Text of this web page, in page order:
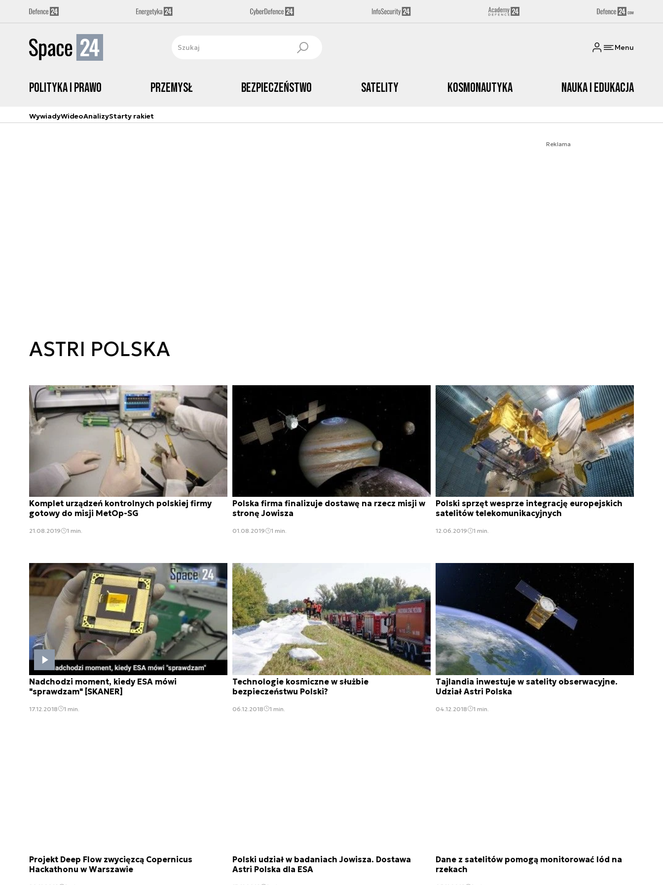
Menu
Polityka i prawo Przemysł Bezpieczeństwo Satelity Kosmonautyka Nauka i edukacja
WywiadyWideoAnalizyStarty rakiet
Reklama
ASTRI POLSKA
Komplet urządzeń kontrolnych polskiej firmy
gotowy do misji MetOp-SG
21.08.2019 1 min.
Polska firma finalizuje dostawę na rzecz misji w
stronę Jowisza
01.08.2019 1 min.
Polski sprzęt wesprze integrację europejskich
satelitów telekomunikacyjnych
12.06.2019 1 min.
Nadchodzi moment, kiedy ESA mówi
"sprawdzam" [SKANER]
17.12.2018 1 min.
Technologie kosmiczne w służbie
bezpieczeństwu Polski?
06.12.2018 1 min.
Tajlandia inwestuje w satelity obserwacyjne.
Udział Astri Polska
04.12.2018 1 min.
Projekt Deep Flow zwycięzcą Copernicus
Hackathonu w Warszawie
Polski udział w badaniach Jowisza. Dostawa
Astri Polska dla ESA
Dane z satelitów pomogą monitorować lód na
rzekach